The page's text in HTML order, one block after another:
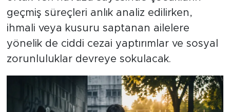
geçmiş süreçleri anlık analiz edilirken,
ihmali veya kusuru saptanan ailelere
yönelik de ciddi cezai yaptırımlar ve sosyal
zorunluluklar devreye sokulacak.